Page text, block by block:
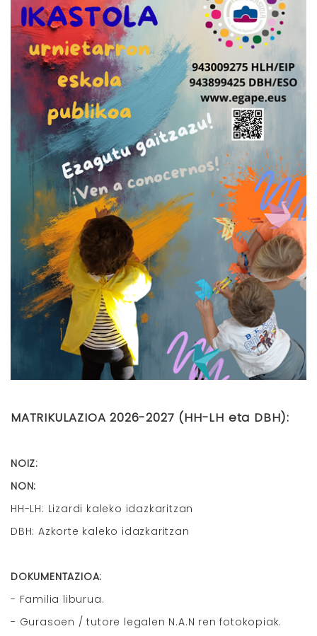
MATRIKULAZIOA 2026-2027 (HH-LH eta DBH):
NOIZ:
NON:
HH-LH: Lizardi kaleko idazkaritzan
DBH: Azkorte kaleko idazkaritzan
DOKUMENTAZIOA:
- Familia liburua.
- Gurasoen / tutore legalen N.A.N ren fotokopiak.